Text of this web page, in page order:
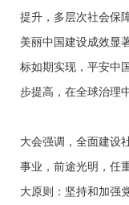
提升，多层次社会保
美丽中国建设成效显
标如期实现，平安中
步提高，在全球治理
大会强调，全面建设
事业，前途光明，任
大原则：坚持和加强